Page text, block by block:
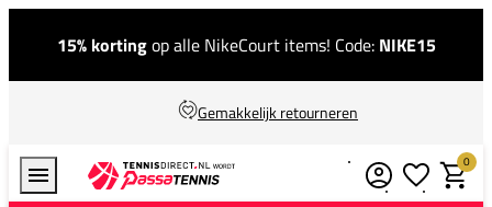
15% kortingop alle NikeCourt items! Code: NIKE15
Gemakkelijk retourneren
0